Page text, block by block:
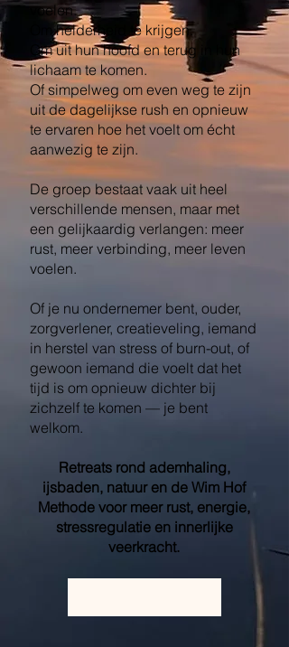
voelen.
Om helderheid te krijgen.
Om uit hun hoofd en terug in hun
lichaam te komen.
Of simpelweg om even weg te zijn
uit de dagelijkse rush en opnieuw
te ervaren hoe het voelt om écht
aanwezig te zijn.
De groep bestaat vaak uit heel
verschillende mensen, maar met
een gelijkaardig verlangen: meer
rust, meer verbinding, meer leven
voelen.
Of je nu ondernemer bent, ouder,
zorgverlener, creatieveling, iemand
in herstel van stress of burn-out, of
gewoon iemand die voelt dat het
tijd is om opnieuw dichter bij
zichzelf te komen — je bent
welkom.
Retreats rond ademhaling,
ijsbaden, natuur en de Wim Hof
Methode voor meer rust, energie,
stressregulatie en innerlijke
veerkracht.